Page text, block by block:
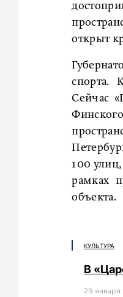
открыт
спорта.
Сейчас
100
рамках
объекта.
КУЛЬТУРА
В
29 января